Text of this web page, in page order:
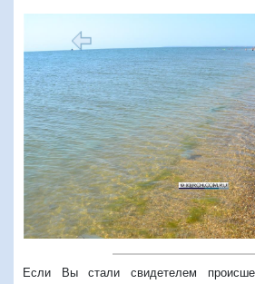
Предыдущий
Если Вы стали свидетелем